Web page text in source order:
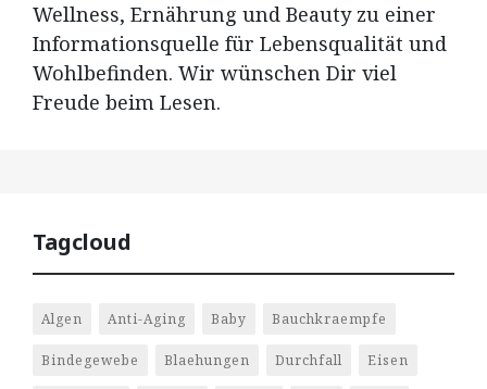
Wellness, Ernährung und Beauty zu einer
Informationsquelle für Lebensqualität und
Wohlbefinden. Wir wünschen Dir viel
Freude beim Lesen.
Tagcloud
Algen Anti-Aging Baby Bauchkraempfe
Bindegewebe Blaehungen Durchfall Eisen